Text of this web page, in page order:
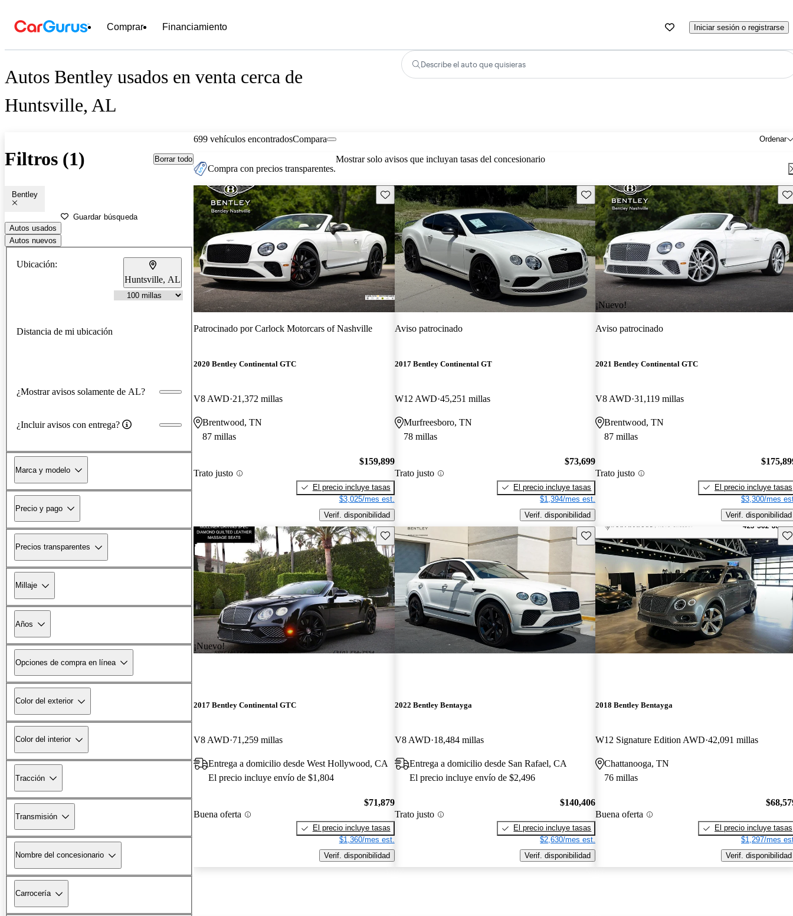
Comprar Financiamiento Iniciar sesión o registrarse
Autos Bentley usados en venta cerca de
Huntsville, AL
Describe el auto que quisieras
Filtros (1) Borrar todo
Bentley
Guardar búsqueda
Autos usados
Autos nuevos
Ubicación:
Huntsville, AL
Distancia de mi ubicación
¿Mostrar avisos solamente de AL?
¿Incluir avisos con entrega?
Marca y modelo
Precio y pago
Precios transparentes
Millaje
Años
Opciones de compra en línea
Color del exterior
Color del interior
Tracción
Transmisión
Nombre del concesionario
Carrocería
699 vehículos encontrados Ordenar
Compara
Compra con precios transparentes.
Mostrar solo avisos que incluyan tasas del concesionario
Guarda este Aviso
Patrocinado porCarlock Motorcars of Nashville
2020 Bentley Continental GTC
V8 AWD 21,372 millas
Brentwood, TN
87 millas
Trato justo
$159,899
El precio incluye tasas
$3,025/mes est.
Verif. disponibilidad
Guarda este Aviso
Aviso patrocinado
2017 Bentley Continental GT
W12 AWD 45,251 millas
Murfreesboro, TN
78 millas
Trato justo
$73,699
El precio incluye tasas
$1,394/mes est.
Verif. disponibilidad
¡Nuevo!
Aviso patrocinado
2021 Bentley Continental GTC
V8 AWD 31,119 millas
Brentwood, TN
87 millas
Trato justo
El precio incluye tasas
$3,300/mes
Verif. disponibilidad
¡Nuevo!
Guarda este Aviso
2017 Bentley Continental GTC
V8 AWD 71,259 millas
Entrega a domicilio desde West Hollywood, CA
El precio incluye envío de $1,804
Buena oferta
$71,879
El precio incluye tasas
$1,360/mes est.
Verif. disponibilidad
Guarda este Aviso
2022 Bentley Bentayga
V8 AWD 18,484 millas
Entrega a domicilio desde San Rafael, CA
El precio incluye envío de $2,496
Trato justo
$140,406
El precio incluye tasas
$2,630/mes est.
Verif. disponibilidad
2018 Bentley Bentayga
W12 Signature Edition AWD 42,091 millas
Chattanooga, TN
76 millas
Buena oferta
El precio incluye tasas
$1,297/mes
Verif. disponibilidad